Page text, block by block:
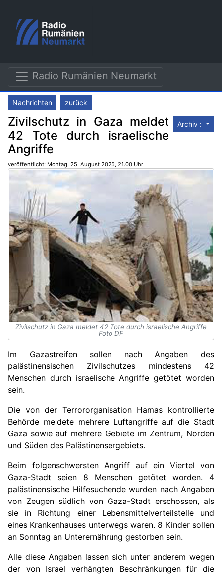
Radio Rumänien Neumarkt
Nachrichten zurück
Archiv :
Zivilschutz in Gaza meldet
42 Tote durch israelische
Angriffe
veröffentlicht: Montag, 25. August 2025, 21.00 Uhr
Zivilschutz in Gaza meldet 42 Tote durch israelische Angriffe
Foto DF
Im Gazastreifen sollen nach Angaben des
palästinensischen Zivilschutzes mindestens 42
Menschen durch israelische Angriffe getötet worden
sein.
Die von der Terrororganisation Hamas kontrollierte
Behörde meldete mehrere Luftangriffe auf die Stadt
Gaza sowie auf mehrere Gebiete im Zentrum, Norden
und Süden des Palästinensergebiets.
Beim folgenschwersten Angriff auf ein Viertel von
Gaza-Stadt seien 8 Menschen getötet worden. 4
palästinensische Hilfesuchende wurden nach Angaben
von Zeugen südlich von Gaza-Stadt erschossen, als
sie in Richtung einer Lebensmittelverteilstelle und
eines Krankenhauses unterwegs waren. 8 Kinder sollen
an Sonntag an Unterernährung gestorben sein.
Alle diese Angaben lassen sich unter anderem wegen
der von Israel verhängten Beschränkungen für die